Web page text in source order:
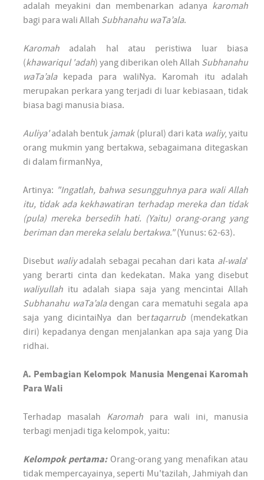
adalah meyakini dan membenarkan adanya karomah
bagi para wali Allah Subhanahu waTa’ala.
Karomah adalah hal atau peristiwa luar biasa
(khawariqul 'adah) yang diberikan oleh Allah Subhanahu
waTa’alakepada para waliNya. Karomah itu adalah
merupakan perkara yang terjadi di luar kebiasaan, tidak
biasa bagi manusia biasa.
Auliya'adalah bentuk jamak(plural) dari kata waliy, yaitu
orang mukmin yang bertakwa, sebagaimana ditegaskan
di dalam firmanNya,
Artinya: "Ingatlah, bahwa sesungguhnya para wali Allah
itu, tidak ada kekhawatiran terhadap mereka dan tidak
(pula) mereka bersedih hati. (Yaitu) orang-orang yang
beriman dan mereka selalu bertakwa."(Yunus: 62-63).
Disebut waliyadalah sebagai pecahan dari kata al-wala'
yang berarti cinta dan kedekatan. Maka yang disebut
waliyullah itu adalah siapa saja yang mencintai Allah
Subhanahu waTa’aladengan cara mematuhi segala apa
saja yang dicintaiNya dan bertaqarrub(mendekatkan
diri) kepadanya dengan menjalankan apa saja yang Dia
ridhai.
A. Pembagian Kelompok Manusia Mengenai Karomah
Para Wali
Terhadap masalah Karomah para wali ini, manusia
terbagi menjadi tiga kelompok, yaitu:
Kelompok pertama:Orang-orang yang menafikan atau
tidak mempercayainya, seperti Mu'tazilah, Jahmiyah dan